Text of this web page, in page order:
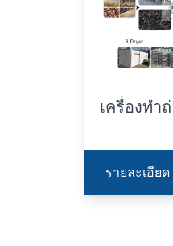
เครื่องทำ
รายละเอียด